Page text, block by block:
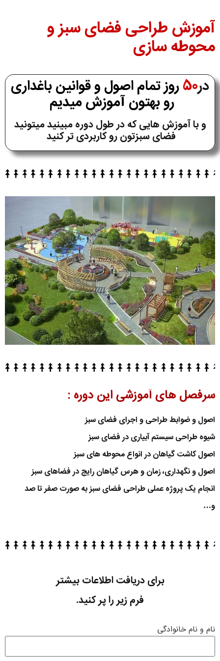
آموزش طراحی فضای سبز و
محوطه سازی
در50روز تمام اصول و قوانین باغداری
رو بهتون آموزش میدیم
و با آموزش هایی که در طول دوره مبینید میتونید
فضای سبزتون رو کاربردی تر کنید
سرفصل های آموزشی این دوره :
اصول و ضوابط طراحی و اجرای فضای سبز
شیوه طراحی سیستم آبیاری در فضای سبز
اصول کاشت گیاهان در انواع محوطه های سبز
اصول و نگهداری، زمان و هرس گیاهان رایج در فضاهای سبز
انجام یک پروژه عملی طراحی فضای سبز به صورت صفر تا صد
و…
برای دریافت اطلاعات بیشتر
فرم زیر را پر کنید.
نام و نام خانوادگی